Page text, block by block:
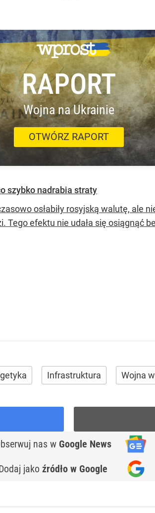
RAPORT
Wojna na Ukrainie
OTWÓRZ RAPORT
szybko nadrabia straty
osłabiły rosyjską walutę, ale
Tego efektu nie udała się osiągnąć
Infrastruktura Wojna
nas w Google News
jako źródło w Google